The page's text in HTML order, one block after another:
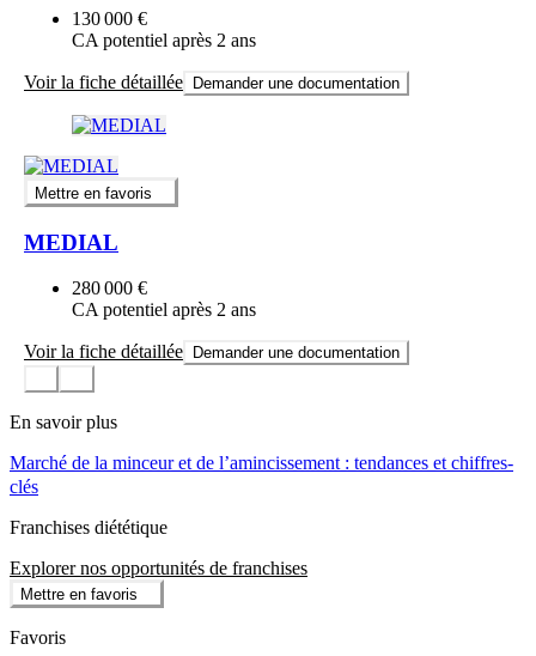
130 000 €
CA potentiel après 2 ans
Voir la fiche détaillée Demander une documentation
Mettre en favoris
MEDIAL
280 000 €
CA potentiel après 2 ans
Voir la fiche détaillée Demander une documentation
En savoir plus
Marché de la minceur et de l’amincissement : tendances et chiffres-
clés
Franchises diététique
Explorer nos opportunités de franchises
Mettre en favoris
Favoris